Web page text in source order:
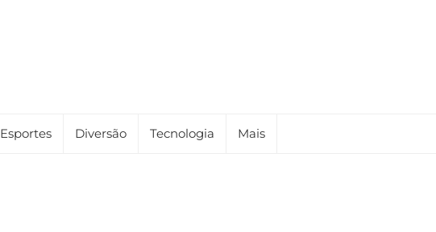
Esportes Diversão Tecnologia Mais